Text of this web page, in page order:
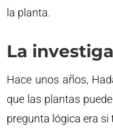
la planta.
La
Hace unos años,
que las plantas
pregunta lógica era